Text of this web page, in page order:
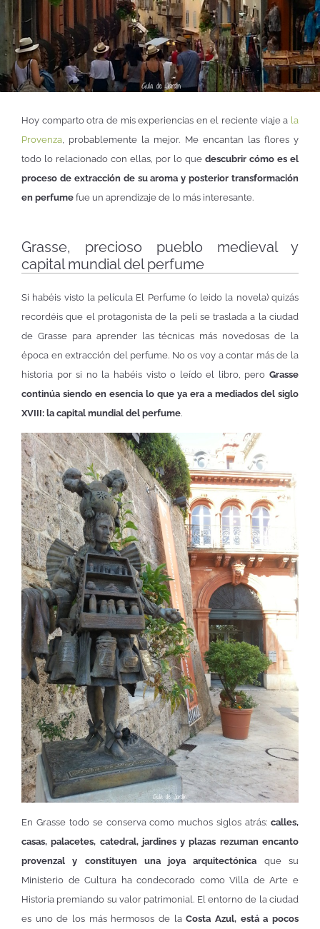
Hoy comparto otra de mis experiencias en el reciente viaje a la
Provenza , probablemente la mejor. Me encantan las flores y
todo lo relacionado con ellas, por lo que descubrir cómo es el
proceso de extracción de su aroma y posterior transformación
en perfume fue un aprendizaje de lo más interesante.
Grasse, precioso pueblo medieval y
capital mundial del perfume
Si habéis visto la película El Perfume (o leido la novela) quizás
recordéis que el protagonista de la peli se traslada a la ciudad
de Grasse para aprender las técnicas más novedosas de la
época en extracción del perfume. No os voy a contar más de la
historia por si no la habéis visto o leído el libro, pero Grasse
continúa siendo en esencia lo que ya era a mediados del siglo
XVIII: la capital mundial del perfume.
En Grasse todo se conserva como muchos siglos atrás: calles,
casas, palacetes, catedral, jardines y plazas rezuman encanto
provenzal y constituyen una joya arquitectónica que su
Ministerio de Cultura ha condecorado como Villa de Arte e
Historia premiando su valor patrimonial. El entorno de la ciudad
es uno de los más hermosos de laCosta Azul, está a pocos